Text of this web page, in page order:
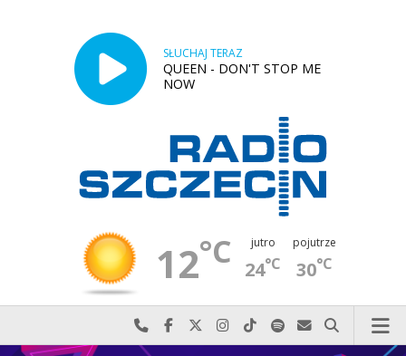
SŁUCHAJ TERAZ
QUEEN - DON'T STOP ME
NOW
12°C jutro
24°C
pojutrze
30°C
Najlepiej po prostu do nas zadzwoń
Odwiedź nas na Facebook-u
Odwiedź nas na X
Odwiedź nas na Instagram-ie
Odwiedź nas na TikTok-u
Szukaj nas na Spotify
Wyślij do nas
Szukaj